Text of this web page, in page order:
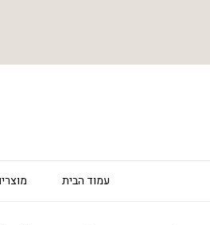
עמוד הבית